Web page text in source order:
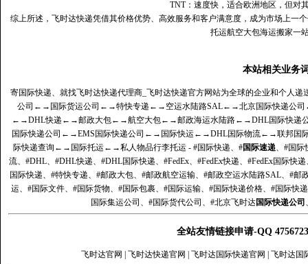
TNT：速度快，适合欧洲地区，但对
综上所述，飞时达快递凭借其价格优势、高效服务和客户满意度，成为市场上一
托运航空大包海运搬家一
本站相关业务
寄国际快递、就找飞时达快递代理商_飞时达快递官方网站为全球的企业和个人递
公司 ←→ 国际货运公司 ←→特快专递 ←→ 空运水陆路SAL←→北京国际快递公司
←→DHL快递 ←→邮政大包←→航空大包←→邮政海运水陆路←→DHL国际快递
国际快递公司 ←→EMS国际快递公司 ←→ 国际快运←→DHL国际物流←→联邦国
际快递查询 ←→ 国际托运←→私人物品行李托运 - #国际快递、#国际速递、#国际
流、#DHL、#DHL快递、#DHL国际快递、#FedEx、#FedEx快递、#FedEx国际快
国际快递、#特快专递、#邮政大包、#邮政航空运输、#邮政空运水陆路SAL、#
运、#国际文件、#国际货物、#国际包裹、#国际运输、#国际快递价格、#国际快
国际集运公司、#国际货代公司、#北京飞时达国际快递公司
全站友情链接申请-QQ
飞时达官网 飞时达快递官网 飞时达国际快递官网 飞时达国